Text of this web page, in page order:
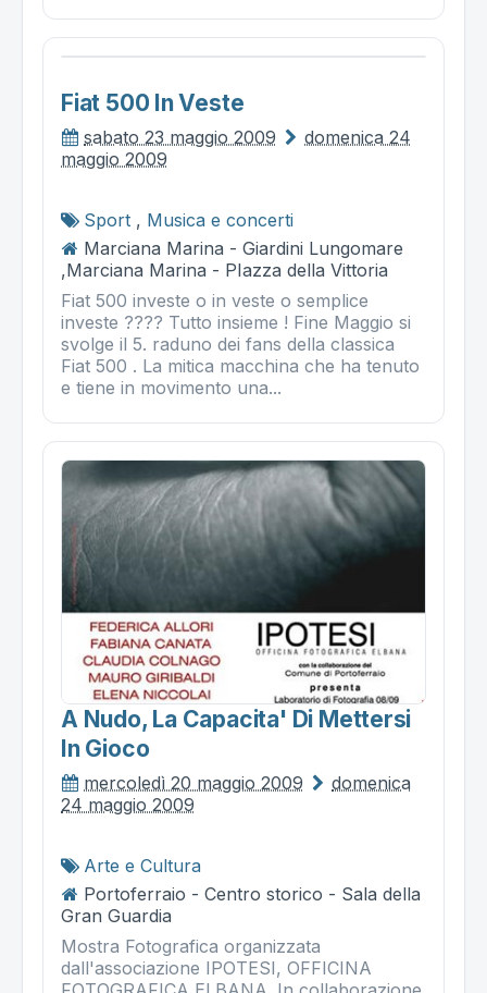
Fiat 500 In Veste
sabato 23 maggio 2009
domenica 24
maggio 2009
Sport , Musica e concerti
Marciana Marina - Giardini Lungomare
,Marciana Marina - PIazza della Vittoria
Fiat 500 investe o in veste o semplice
investe ???? Tutto insieme ! Fine Maggio si
svolge il 5. raduno dei fans della classica
Fiat 500 . La mitica macchina che ha tenuto
e tiene in movimento una...
A Nudo, La Capacita' Di Mettersi
In Gioco
mercoledì 20 maggio 2009
domenica
24 maggio 2009
Arte e Cultura
Portoferraio - Centro storico - Sala della
Gran Guardia
Mostra Fotografica organizzata
dall'associazione IPOTESI, OFFICINA